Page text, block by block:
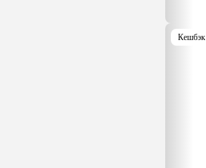
Кешбэк